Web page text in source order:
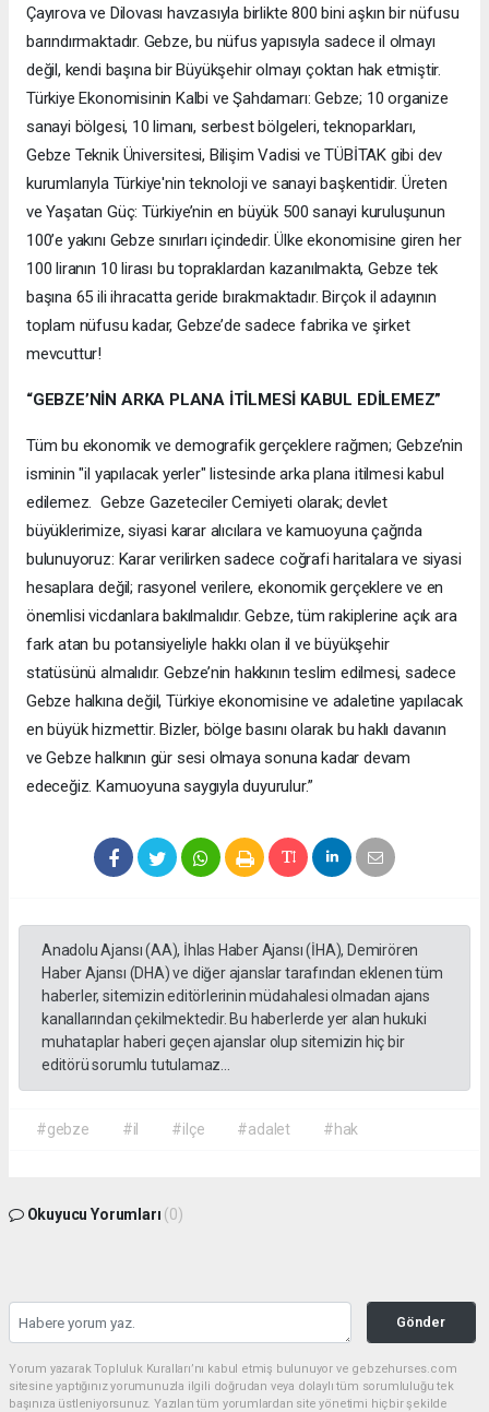
Çayırova ve Dilovası havzasıyla birlikte 800 bini aşkın bir nüfusu
barındırmaktadır. Gebze, bu nüfus yapısıyla sadece il olmayı
değil, kendi başına bir Büyükşehir olmayı çoktan hak etmiştir.
Türkiye Ekonomisinin Kalbi ve Şahdamarı: Gebze; 10 organize
sanayi bölgesi, 10 limanı, serbest bölgeleri, teknoparkları,
Gebze Teknik Üniversitesi, Bilişim Vadisi ve TÜBİTAK gibi dev
kurumlarıyla Türkiye'nin teknoloji ve sanayi başkentidir. Üreten
ve Yaşatan Güç: Türkiye’nin en büyük 500 sanayi kuruluşunun
100’e yakını Gebze sınırları içindedir. Ülke ekonomisine giren her
100 liranın 10 lirası bu topraklardan kazanılmakta, Gebze tek
başına 65 ili ihracatta geride bırakmaktadır. Birçok il adayının
toplam nüfusu kadar, Gebze’de sadece fabrika ve şirket
mevcuttur!
“GEBZE’NİN ARKA PLANA İTİLMESİ KABUL EDİLEMEZ”
Tüm bu ekonomik ve demografik gerçeklere rağmen; Gebze’nin
isminin "il yapılacak yerler" listesinde arka plana itilmesi kabul
edilemez. Gebze Gazeteciler Cemiyeti olarak; devlet
büyüklerimize, siyasi karar alıcılara ve kamuoyuna çağrıda
bulunuyoruz: Karar verilirken sadece coğrafi haritalara ve siyasi
hesaplara değil; rasyonel verilere, ekonomik gerçeklere ve en
önemlisi vicdanlara bakılmalıdır. Gebze, tüm rakiplerine açık ara
fark atan bu potansiyeliyle hakkı olan il ve büyükşehir
statüsünü almalıdır. Gebze’nin hakkının teslim edilmesi, sadece
Gebze halkına değil, Türkiye ekonomisine ve adaletine yapılacak
en büyük hizmettir. Bizler, bölge basını olarak bu haklı davanın
ve Gebze halkının gür sesi olmaya sonuna kadar devam
edeceğiz. Kamuoyuna saygıyla duyurulur.”
Anadolu Ajansı (AA), İhlas Haber Ajansı (İHA), Demirören
Haber Ajansı (DHA) ve diğer ajanslar tarafından eklenen tüm
haberler, sitemizin editörlerinin müdahalesi olmadan ajans
kanallarından çekilmektedir. Bu haberlerde yer alan hukuki
muhataplar haberi geçen ajanslar olup sitemizin hiç bir
editörü sorumlu tutulamaz...
#gebze #il #ilçe #adalet #hak
Okuyucu Yorumları (0)
Gönder
Yorum yazarak Topluluk Kuralları’nı kabul etmiş bulunuyor ve gebzehurses.com
sitesine yaptığınız yorumunuzla ilgili doğrudan veya dolaylı tüm sorumluluğu tek
başınıza üstleniyorsunuz. Yazılan tüm yorumlardan site yönetimi hiçbir şekilde